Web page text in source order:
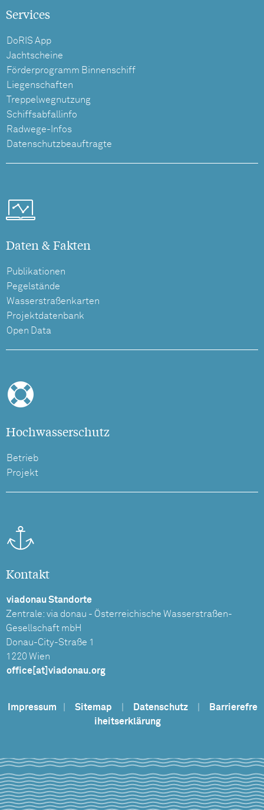
Services
DoRIS App
Jachtscheine
Förderprogramm Binnenschiff
Liegenschaften
Treppelwegnutzung
Schiffsabfallinfo
Radwege-Infos
Datenschutzbeauftragte
Daten & Fakten
Publikationen
Pegelstände
Wasserstraßenkarten
Projektdatenbank
Open Data
Hochwasserschutz
Betrieb
Projekt
Kontakt
viadonau Standorte
Zentrale: via donau - Österreichische Wasserstraßen-
Gesellschaft mbH
Donau-City-Straße 1
1220 Wien
office[at]viadonau.org
Impressum Sitemap Datenschutz
Barrierefre
iheitserklärung